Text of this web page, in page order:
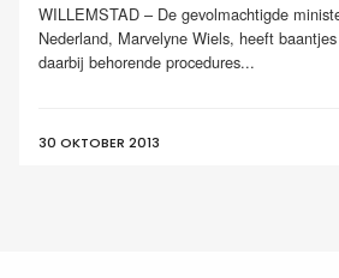
WILLEMSTAD – De gevolmachtigde
Nederland, Marvelyne Wiels, heeft
daarbij behorende procedures...
30 OKTOBER 2013